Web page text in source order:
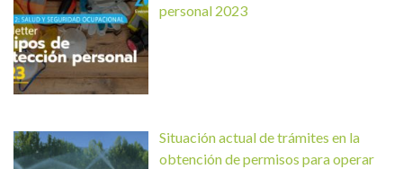
personal 2023
Situación actual de trámites en la
obtención de permisos para operar